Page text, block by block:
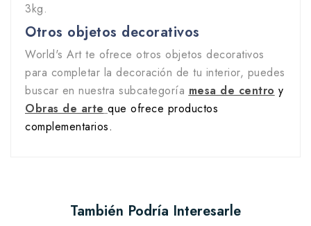
3kg.
Otros objetos decorativos
World's Art te ofrece otros objetos decorativos
para completar la decoración de tu interior, puedes
buscar en nuestra subcategoría mesa de centro y
Obras de arte que ofrece productos
complementarios.
También Podría Interesarle